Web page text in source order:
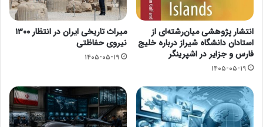
انتشار پژوهشی میان‌رشته‌ای از
استادان دانشگاه شیراز درباره خلیج
فارس و جزایر در اشپرینگر
۱۴۰۵-۰۵-۱۹
میراث تاریخی ایران در انتظار ۱۳۰۰
نیروی حفاظتی
۱۴۰۵-۰۵-۱۹